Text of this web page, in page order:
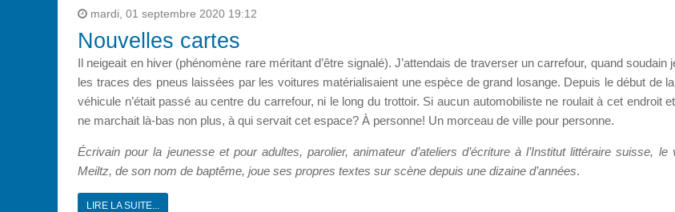
mardi, 01 septembre 2020 19:12
Nouvelles cartes
Il neigeait en hiver (phénomène rare méritant d’être signalé). J’attendais de traverser un carrefour, quand soudain
les traces des pneus laissées par les voitures matérialisaient une espèce de grand losange. Depuis le début de
véhicule n’était passé au centre du carrefour, ni le long du trottoir. Si aucun automobiliste ne roulait à cet endroit
ne marchait là-bas non plus, à qui servait cet espace? À personne! Un morceau de ville pour personne.
Écrivain pour la jeunesse et pour adultes, parolier, animateur d’ateliers d’écriture à l’Institut littéraire suisse, le
Meiltz, de son nom de baptême, joue ses propres textes sur scène depuis une dizaine d’années.
LIRE LA SUITE...